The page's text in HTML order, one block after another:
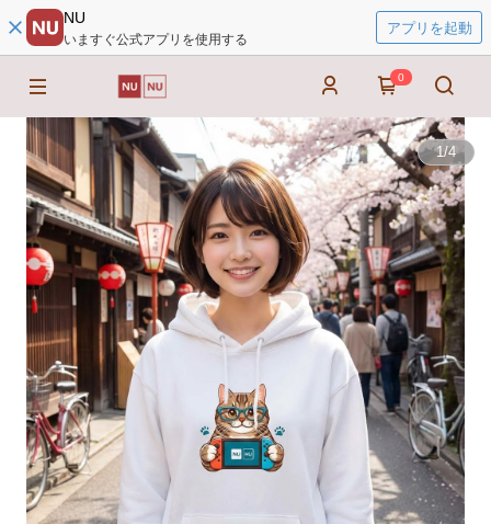
NU
いますぐ公式アプリを使用する
アプリを起動
0
1/4